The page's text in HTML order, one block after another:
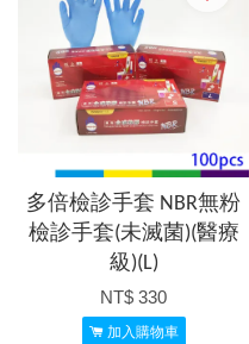
多倍檢診手套 NBR無粉
檢診手套(未滅菌)(醫療
級)(L)
NT$ 330
加入購物車